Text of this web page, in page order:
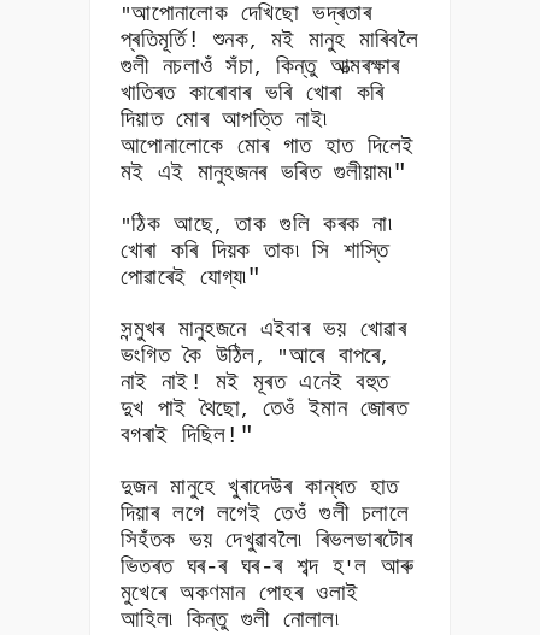
"আপোনালোক দেখিছো ভদ্ৰতাৰ
প্ৰতিমূৰ্তি! শুনক, মই মানুহ মাৰিবলৈ
গুলী নচলাওঁ সঁচা, কিন্তু আত্মৰক্ষাৰ
খাতিৰত কাৰোবাৰ ভৰি খোৰা কৰি
দিয়াত মোৰ আপত্তি নাই৷
আপোনালোকে মোৰ গাত হাত দিলেই
মই এই মানুহজনৰ ভৰিত গুলীয়াম৷"
"ঠিক আছে,তাক গুলি কৰক না৷
খোৰা কৰি দিয়ক তাক৷ সি শাস্তি
পোৱাৰেই যোগ্য৷"
সন্মুখৰ মানুহজনে এইবাৰ ভয় খোৱাৰ
ভংগিত কৈ উঠিল, "আৰে বাপৰে,
নাই নাই! মই মূৰত এনেই বহুত
দুখ পাই থৈছো,তেওঁ ইমান জোৰত
বগৰাই দিছিল!"
দুজন মানুহে খুৰাদেউৰ কান্ধত হাত
দিয়াৰ লগে লগেই তেওঁ গুলী চলালে
সিহঁতক ভয় দেখুৱাবলৈ৷ ৰিভলভাৰটোৰ
ভিতৰত ঘৰ-ৰ ঘৰ-ৰ শব্দ হ'ল আৰু
মুখেৰে অকণমান পোহৰ ওলাই
আহিল৷ কিন্তু গুলী নোলাল৷